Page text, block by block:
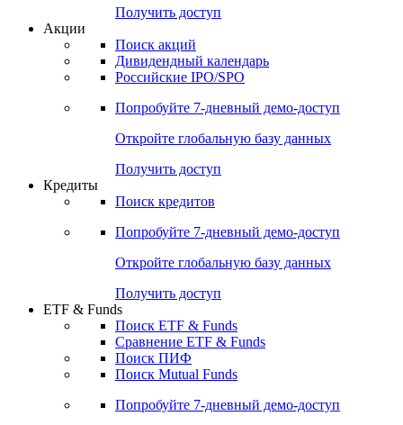
Попробуйте7-дневный
Откройте глобальную базу данных
Получить доступ
Поиск акций
Российские IPO/SPO
Попробуйте7-дневный
Откройте глобальную базу данных
Получить доступ
Поиск кредитов
Попробуйте7-дневный
Откройте глобальную базу данных
Получить доступ
ETF & Funds
Сравнение ETF & Funds